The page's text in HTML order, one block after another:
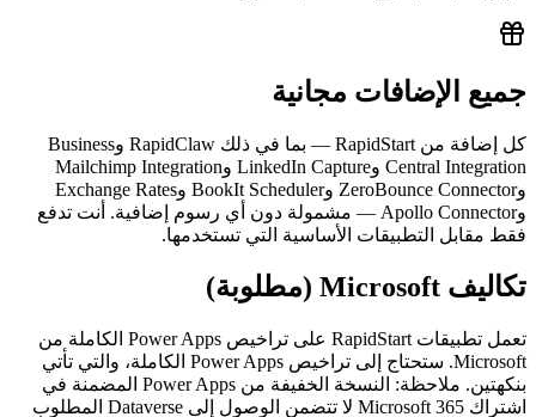
جميع الإضافات مجانية
كل إضافة من RapidStart — بما في ذلك RapidClaw وBusiness
Central Integration وLinkedIn Capture وMailchimp Integration
وZeroBounce Connector وBookIt Scheduler وExchange Rates
وApollo Connector — مشمولة دون أي رسوم إضافية. أنت تدفع
فقط مقابل التطبيقات الأساسية التي تستخدمها.
تكاليف Microsoft (مطلوبة)
تعمل تطبيقات RapidStart على تراخيص Power Apps الكاملة من
Microsoft. ستحتاج إلى تراخيص Power Apps الكاملة، والتي تأتي
بنكهتين. ملاحظة: النسخة الخفيفة من Power Apps المضمنة في
اشتراك Microsoft 365 لا تتضمن الوصول إلى Dataverse المطلوب